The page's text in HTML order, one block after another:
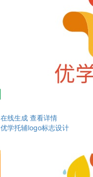
在线生成 查看详情
优学托辅logo标志设计